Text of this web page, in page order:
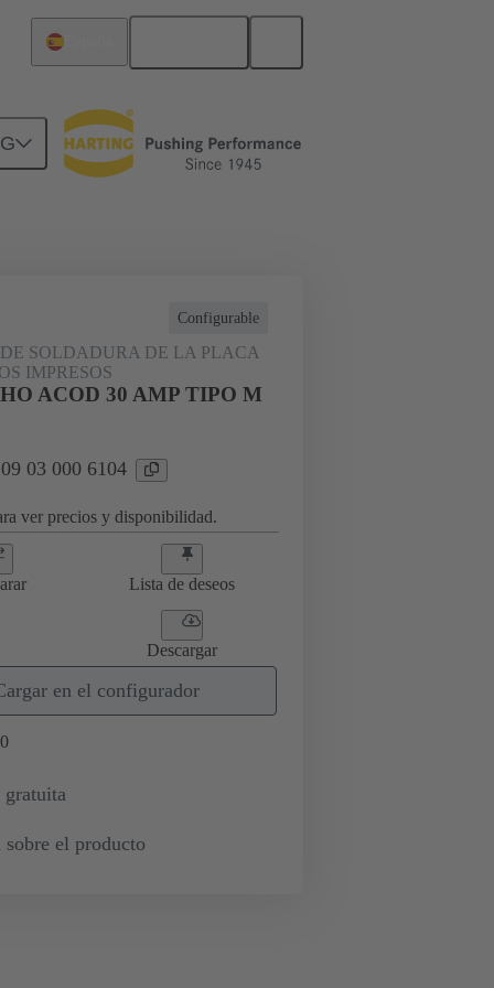
Productos
Configurable
SOLDADURA DE LA PLACA
IMPRESOS
ACOD 30 AMP TIPO M
03 000 6104
ver precios y disponibilidad.
Lista de deseos
Descargar
en el configurador
0
gratuita
sobre el producto